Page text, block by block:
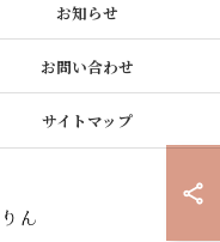
お知らせ
お問い合わせ
サイトマップ